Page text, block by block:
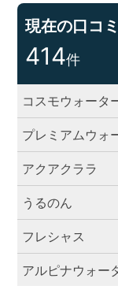
現在の口コ
414件
コスモウォータ
プレミアムウォ
アクアクララ
うるのん
フレシャス
アルピナウォー